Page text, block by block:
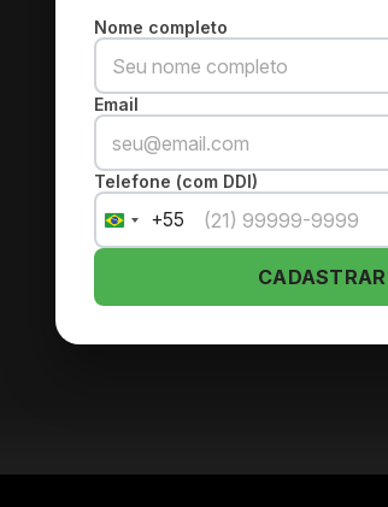
Nome completo
Email
Telefone (com DDI)
Brazil
+55
+55
CADASTRAR